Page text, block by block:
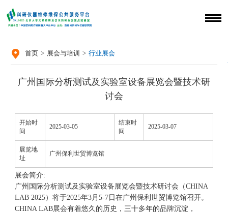
 首页 > 展会与培训 > 行业展会
广州国际分析测试及实验室设备展览会暨技术研
讨会
开始时
间
2025-03-05
结束时
间
2025-03-07
展览地
址
广州保利世贸博览馆
展会简介:
广州国际分析测试及实验室设备展览会暨技术研讨会（CHINA
LAB 2025）将于2025年3月5-7日在广州保利世贸博览馆召开。
CHINA LAB展会有着悠久的历史，三十多年的品牌沉淀，